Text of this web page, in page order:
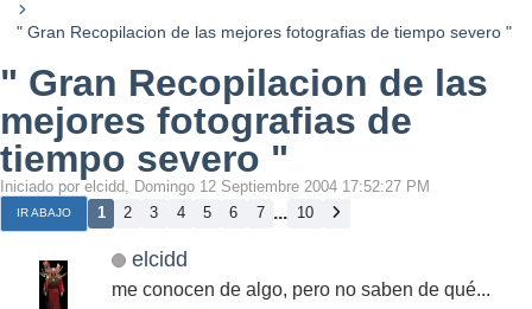
" Gran Recopilacion de las mejores fotografias de tiempo severo "
" Gran Recopilacion de las
mejores fotografias de
tiempo severo "
Iniciado por elcidd, Domingo 12 Septiembre 2004 17:52:27 PM
IR ABAJO 1 2 3 4 5 6 7 ... 10
elcidd
me conocen de algo, pero no saben de qué...